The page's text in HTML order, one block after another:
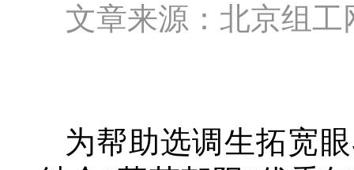
文章来源：北京
为帮助选调生拓宽